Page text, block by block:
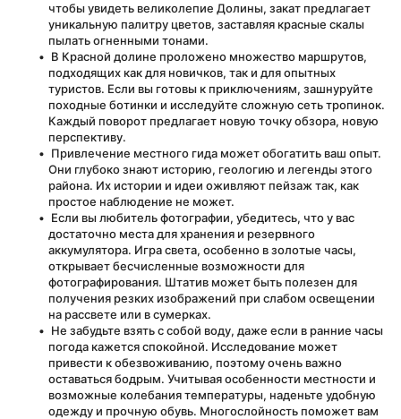
чтобы увидеть великолепие Долины, закат предлагает
уникальную палитру цветов, заставляя красные скалы
пылать огненными тонами.
В Красной долине проложено множество маршрутов,
подходящих как для новичков, так и для опытных
туристов. Если вы готовы к приключениям, зашнуруйте
походные ботинки и исследуйте сложную сеть тропинок.
Каждый поворот предлагает новую точку обзора, новую
перспективу.
Привлечение местного гида может обогатить ваш опыт.
Они глубоко знают историю, геологию и легенды этого
района. Их истории и идеи оживляют пейзаж так, как
простое наблюдение не может.
Если вы любитель фотографии, убедитесь, что у вас
достаточно места для хранения и резервного
аккумулятора. Игра света, особенно в золотые часы,
открывает бесчисленные возможности для
фотографирования. Штатив может быть полезен для
получения резких изображений при слабом освещении
на рассвете или в сумерках.
Не забудьте взять с собой воду, даже если в ранние часы
погода кажется спокойной. Исследование может
привести к обезвоживанию, поэтому очень важно
оставаться бодрым. Учитывая особенности местности и
возможные колебания температуры, наденьте удобную
одежду и прочную обувь. Многослойность поможет вам